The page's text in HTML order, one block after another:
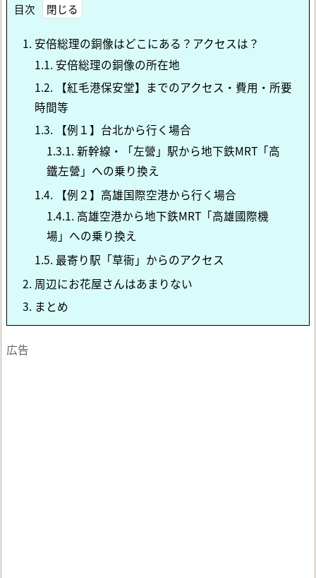
目次
1. 安倍総理の銅像はどこにある？アクセスは？
1.1. 安倍総理の銅像の所在地
1.2. 【紅毛港保安堂】までのアクセス・費用・所要
時間等
1.3. 【例１】台北から行く場合
1.3.1. 新幹線・「左營」駅から地下鉄MRT「高
鐵左營」への乗り換え
1.4. 【例２】高雄国際空港から行く場合
1.4.1. 高雄空港から地下鉄MRT「高雄國際機
場」への乗り換え
1.5. 最寄り駅「草衙」からのアクセス
2. 周辺にお花屋さんはあまりない
3. まとめ
広告